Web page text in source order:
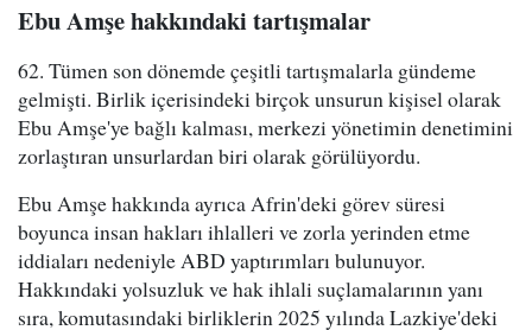
Ebu Amşe hakkındaki tartışmalar
62. Tümen son dönemde çeşitli tartışmalarla gündeme
gelmişti. Birlik içerisindeki birçok unsurun kişisel olarak
Ebu Amşe'ye bağlı kalması, merkezi yönetimin denetimini
zorlaştıran unsurlardan biri olarak görülüyordu.
Ebu Amşe hakkında ayrıca Afrin'deki görev süresi
boyunca insan hakları ihlalleri ve zorla yerinden etme
iddiaları nedeniyle ABD yaptırımları bulunuyor.
Hakkındaki yolsuzluk ve hak ihlali suçlamalarının yanı
sıra, komutasındaki birliklerin 2025 yılında Lazkiye'deki